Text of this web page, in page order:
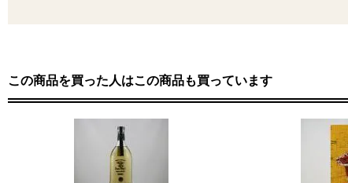
この商品を買った人はこの商品も買っています